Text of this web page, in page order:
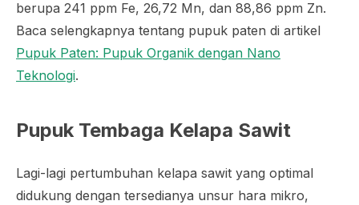
berupa 241 ppm Fe, 26,72 Mn, dan 88,86 ppm Zn.
Baca selengkapnya tentang pupuk paten di artikel
Pupuk Paten: Pupuk Organik dengan Nano
Teknologi.
Pupuk Tembaga Kelapa Sawit
Lagi-lagi pertumbuhan kelapa sawit yang optimal
didukung dengan tersedianya unsur hara mikro,